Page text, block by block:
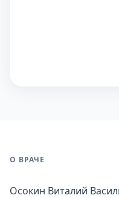
О ВРАЧЕ
Осокин Виталий